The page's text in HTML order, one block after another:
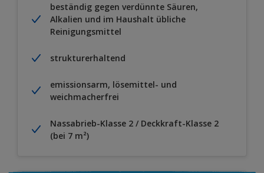
beständig gegen verdünnte Säuren,
Alkalien und im Haushalt übliche
Reinigungsmittel
strukturerhaltend
emissionsarm, lösemittel- und
weichmacherfrei
Nassabrieb-Klasse 2 / Deckkraft-Klasse 2
(bei 7 m²)